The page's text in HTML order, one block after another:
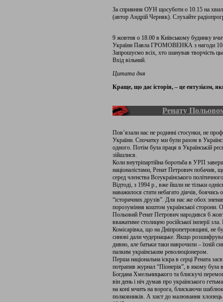
За сприяння ОУН щосуботи о 10.15 на
(автор Андрій Черняк). Слухайте
9 жовтня о 18.00 в Київському будинку
України Павла ГРОМОВЕНКА з нагоди 10-
Запрошуємо всіх, хто шанував творчість
Вхід вільний.
Цитата дня
Краще, що дає історія, – це ентузіазм,
Ренату
Пов’язали нас не родинні стосунки, не
України. Спочатку ми були разом в
одного. Потім була праця в Українській
зійшлися.
Коли внутріпартійна боротьба в УРП
націоналістами, Ренат Петрович побачив,
серед членства Всеукраїнського
Відтоді, з 1994 р., вже йшли не тільки
наважилося стати небагато діячів,
“історичних друзів”. Для нас же обох
порозуміння коштом української сторони.
Польовий Ренат Петрович народився 6
вважатиме столицею російської імперії
Комісарівка, що на Дніпропетровщині, не
синові дали чудернацьке. Якщо
дивно, але батьки таки наврочили – їхній
палким українським революціонером.
Перша національна іскра в серці Рената
потрапив журнал “Піонерія”, в якому
Богдана Хмельницького та блискучі
він день і ніч думав про українського
на коні мчить на ворога, блискаючи
полковників. А хист до малювання